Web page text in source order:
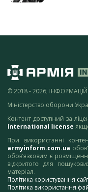
© 2018 - 2026,
Міністерство оборони
Контент доступний за
International license
При використанні
armyinform.com.ua
обов’язковим є
відкритого для
матеріал.
Політика користування
Політика використання